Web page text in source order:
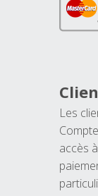
Les
accès